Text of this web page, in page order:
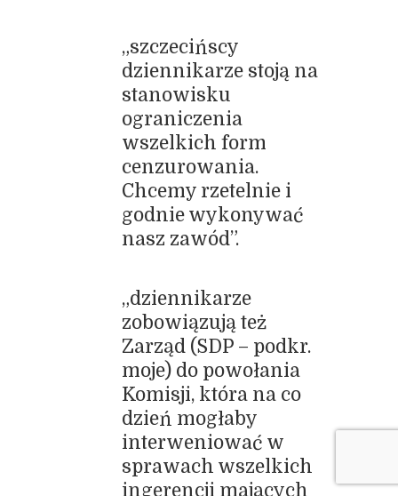
„szczecińscy
dziennikarze stoją na
stanowisku
ograniczenia
wszelkich form
cenzurowania.
Chcemy rzetelnie i
godnie wykonywać
nasz zawód”.
„dziennikarze
zobowiązują też
Zarząd (SDP – podkr.
moje) do powołania
Komisji, która na co
dzień mogłaby
interweniować w
sprawach wszelkich
ingerencji mających